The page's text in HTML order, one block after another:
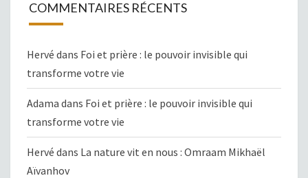
COMMENTAIRES RÉCENTS
Hervé dans Foi et prière : le pouvoir invisible qui
transforme votre vie
Adama dans Foi et prière : le pouvoir invisible qui
transforme votre vie
Hervé dans La nature vit en nous : Omraam Mikhaël
Aïvanhov